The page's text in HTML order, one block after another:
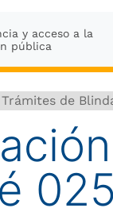
y acceso a la
pública
de
025